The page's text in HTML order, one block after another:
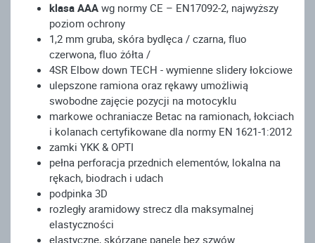
klasa AAA wg normy CE – EN17092-2, najwyższy
poziom ochrony
1,2 mm gruba, skóra bydlęca / czarna, fluo
czerwona, fluo żółta /
4SR Elbow down TECH - wymienne slidery łokciowe
ulepszone ramiona oraz rękawy umożliwią
swobodne zajęcie pozycji na motocyklu
markowe ochraniacze Betac na ramionach, łokciach
i kolanach certyfikowane dla normy EN 1621-1:2012
zamki YKK & OPTI
pełna perforacja przednich elementów, lokalna na
rękach, biodrach i udach
podpinka 3D
rozległy aramidowy strecz dla maksymalnej
elastyczności
elastyczne, skórzane panele bez szwów